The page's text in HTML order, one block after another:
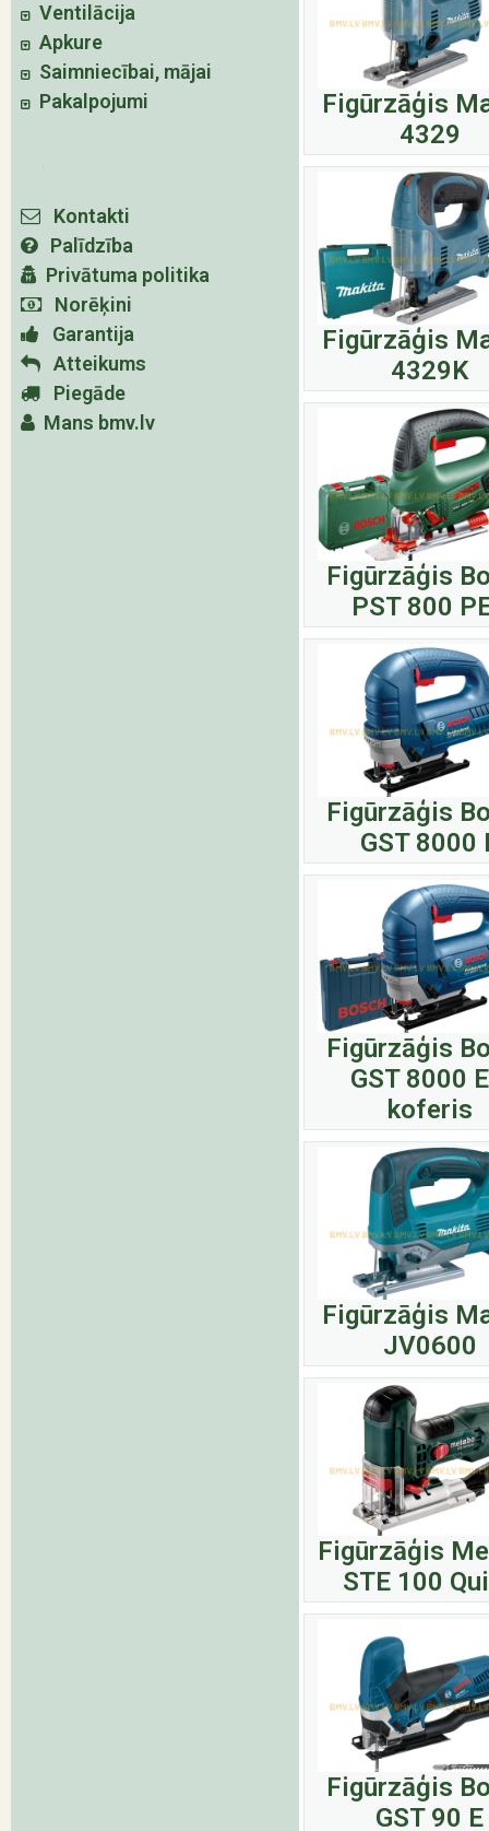
Ventilācija
Apkure
Saimniecībai, mājai
Pakalpojumi
Kontakti
Palīdzība
Privātuma politika
Norēķini
Garantija
Atteikums
Piegāde
Mans bmv.lv
Figūrzāģis
4329
Figūrzāģis
4329K
Figūrzāģis
PST 800
Figūrzāģis
GST 8000
Figūrzāģis
GST 8000
koferis
Figūrzāģis
JV0600
Figūrzāģis
STE 100
Figūrzāģis
GST 90 E